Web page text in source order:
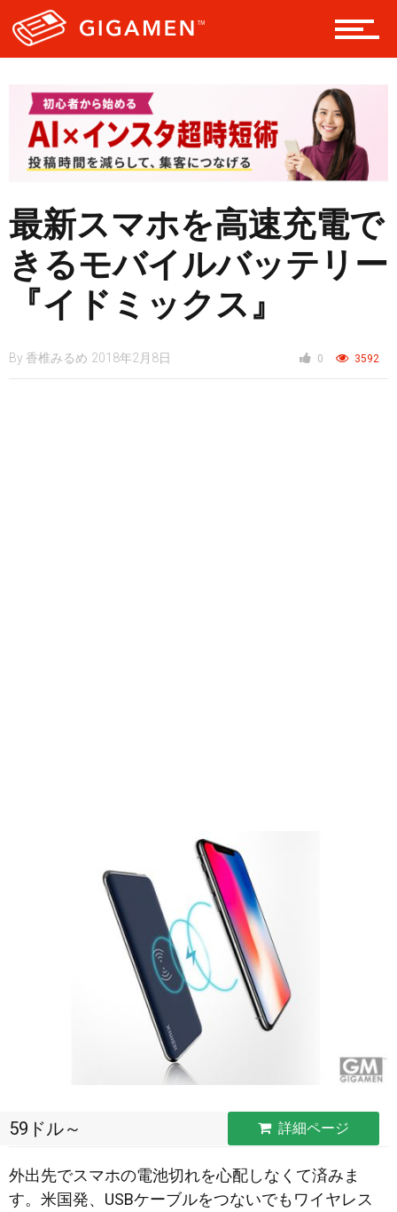
レジャー
ヘルス・健康
スタイル
仮想通貨
スマートフォン
最新スマホを高速充電で
きるモバイルバッテリー
『イドミックス』
By 香椎みるめ 2018年2月8日 0 3592
59ドル～ 詳細ページ
外出先でスマホの電池切れを心配しなくて済みま
す。米国発、USBケーブルをつないでもワイヤレス